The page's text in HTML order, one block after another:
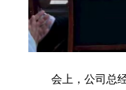
会上，公司总经